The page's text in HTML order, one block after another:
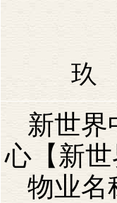
玖
新世界
心【新
物业名